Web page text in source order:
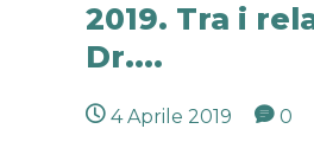
2019. Tra i
Dr....
4 Aprile 2019 0